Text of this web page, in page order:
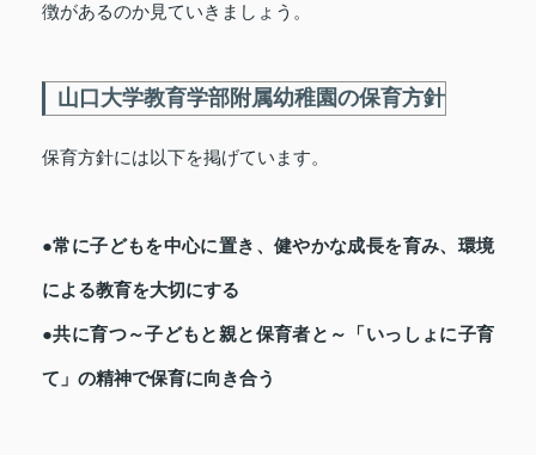
徴があるのか見ていきましょう。
山口大学教育学部附属幼稚園の保育方針
保育方針には以下を掲げています。
●常に子どもを中心に置き、健やかな成長を育み、環境
による教育を大切にする
●共に育つ～子どもと親と保育者と～「いっしょに子育
て」の精神で保育に向き合う